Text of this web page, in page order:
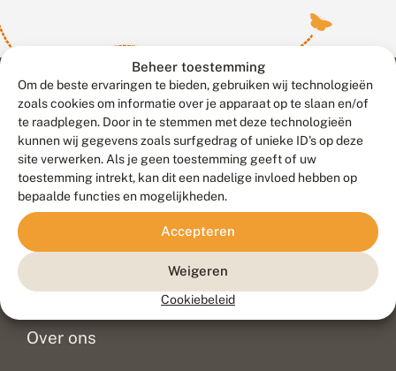
Beheer toestemming
Om de beste ervaringen te bieden, gebruiken wij technologieën
zoals cookies om informatie over je apparaat op te slaan en/of
te raadplegen. Door in te stemmen met deze technologieën
kunnen wij gegevens zoals surfgedrag of unieke ID's op deze
site verwerken. Als je geen toestemming geeft of uw
toestemming intrekt, kan dit een nadelige invloed hebben op
bepaalde functies en mogelijkheden.
Accepteren
Weigeren
Cookiebeleid
Contact
Veelgestelde vragen
Doneer
Over ons
Meld waarnemingen© 2026 Vlinderstichting
Duurzaam ontwikkeld door
Go2People
, ontworpen door
Blue Field Agency
Privacy
Disclaimer
Sitemap